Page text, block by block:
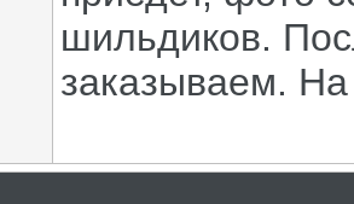
шильдиков.
заказываем.